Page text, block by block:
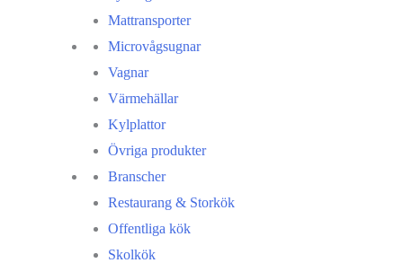
Mattransporter
Microvågsugnar
Vagnar
Värmehällar
Kylplattor
Övriga produkter
Branscher
Restaurang & Storkök
Offentliga kök
Skolkök